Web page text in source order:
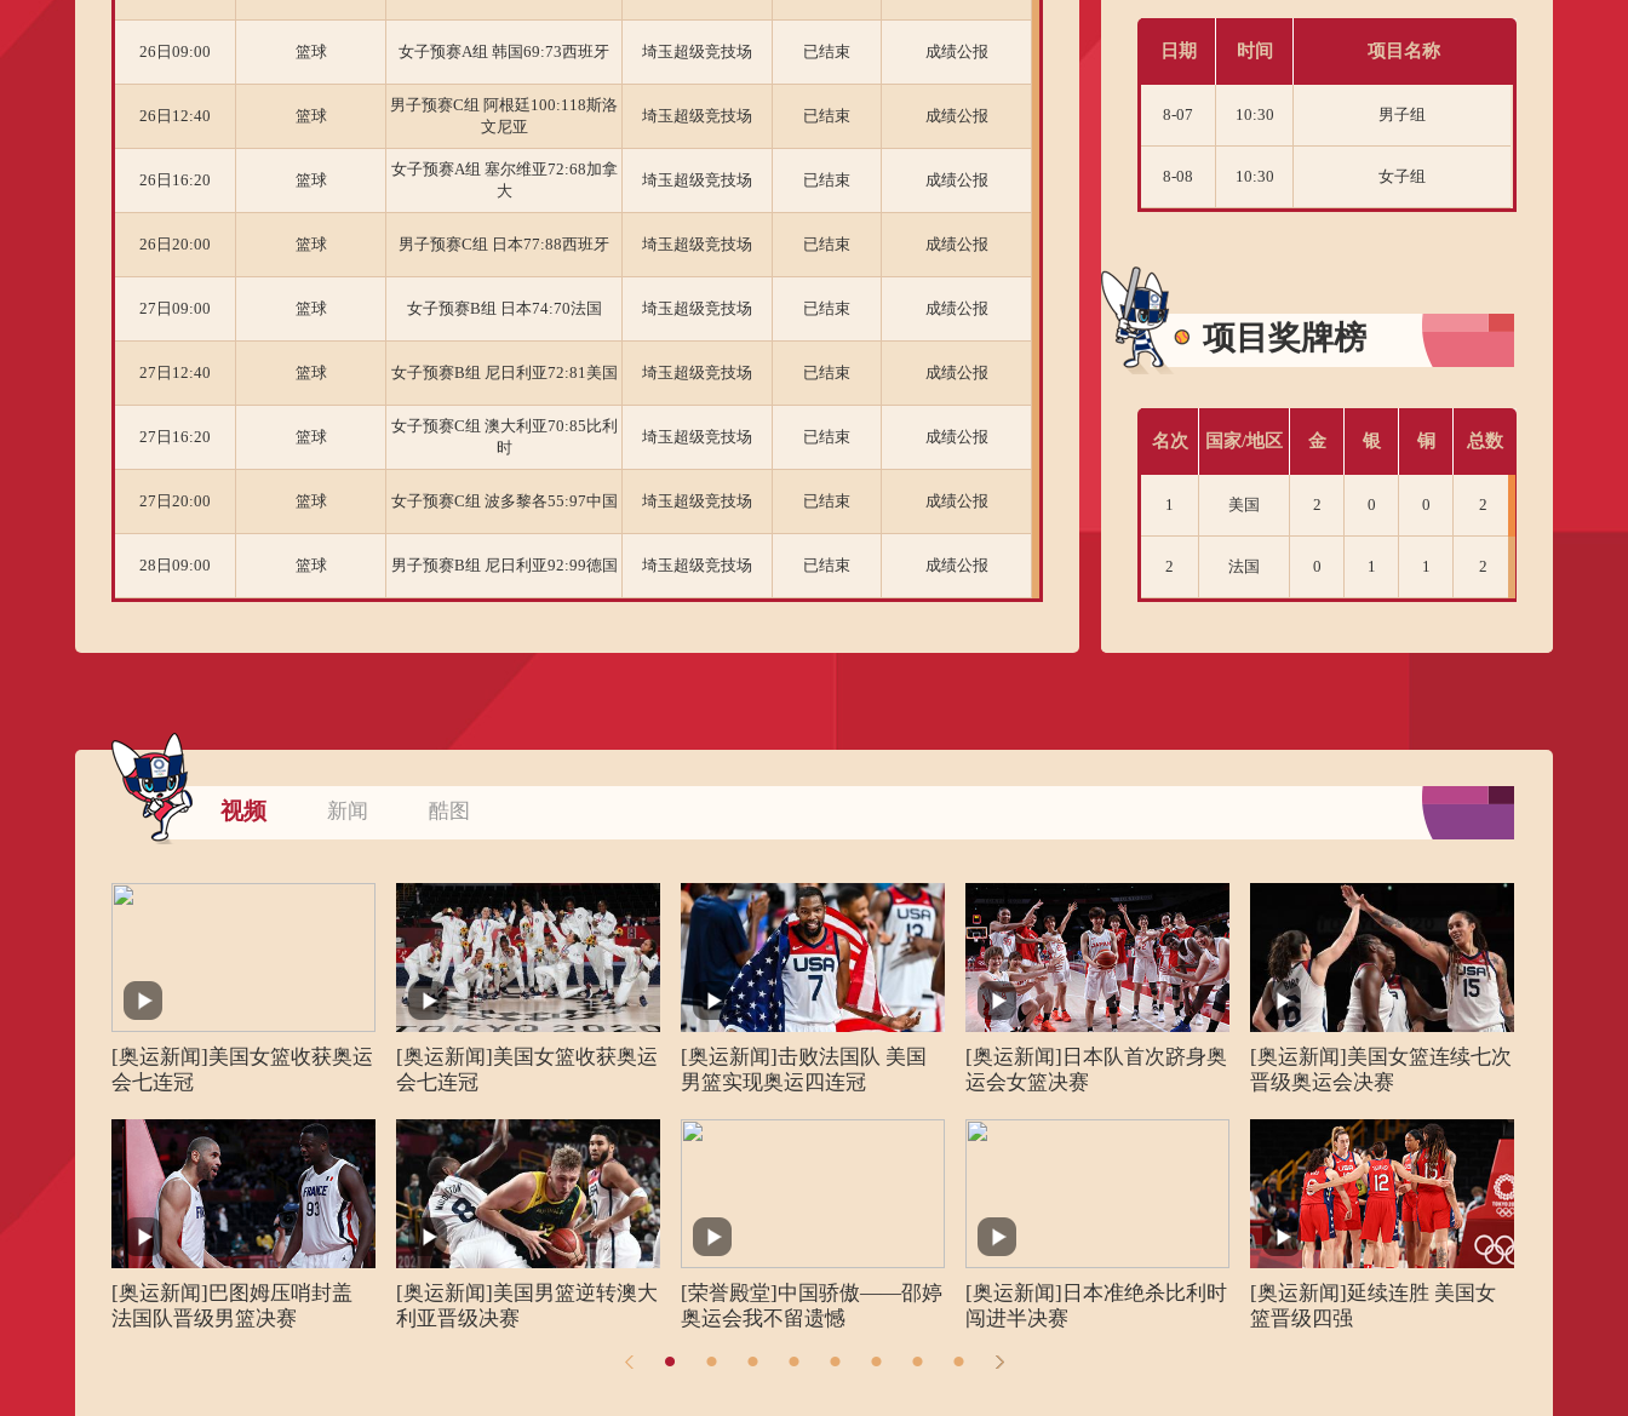
26日09:00 篮球 女子预赛A组 韩国69:73西班牙 埼玉超级竞技场 已结束 成绩公报
26日12:40 篮球
男子预赛C组 阿根廷100:118斯洛
文尼亚
埼玉超级竞技场 已结束 成绩公报
26日16:20 篮球
女子预赛A组 塞尔维亚72:68加拿
大
埼玉超级竞技场 已结束 成绩公报
26日20:00 篮球 男子预赛C组 日本77:88西班牙 埼玉超级竞技场 已结束 成绩公报
27日09:00 篮球 女子预赛B组 日本74:70法国 埼玉超级竞技场 已结束 成绩公报
27日12:40 篮球 女子预赛B组 尼日利亚72:81美国 埼玉超级竞技场 已结束 成绩公报
27日16:20 篮球
女子预赛C组 澳大利亚70:85比利
时
埼玉超级竞技场 已结束 成绩公报
27日20:00 篮球 女子预赛C组 波多黎各55:97中国 埼玉超级竞技场 已结束 成绩公报
28日09:00 篮球 男子预赛B组 尼日利亚92:99德国 埼玉超级竞技场 已结束 成绩公报
男子预赛B组 意大利83:86澳大利
28日20:00
29日09:00 女子预赛A组 加拿大74:53韩国
29日12:40 篮球
本
埼玉超级竞技场 已结束 成绩公报
女子预赛A组 西班牙85:70塞尔维
亚
埼玉超级竞技场 已结束 成绩公报
29日20:00 男子预赛C组 西班牙81:71阿根廷 埼玉超级竞技场 已结束 成绩公报
30日09:00
女子预赛C组 比利时87:52波多黎
埼玉超级竞技场 已结束 成绩公报
30日12:40 篮球 女子预赛B组 美国86:69日本 埼玉超级竞技场 成绩公报
30日16:20 篮球 女子预赛B组 法国87:62尼日利亚 埼玉超级竞技场
30日20:00 篮球 女子预赛C组 中国76:74澳大利亚 埼玉超级竞技场 已结束 成绩公报
日期 时间 项目名称
8-07 10:30 男子组
8-08 10:30 女子组
项目奖牌榜
名次 国家/地区 金 银 铜 总数
1 美国 2 0 0 2
2 法国 0 1 1 2
视频 新闻 酷图
[奥运新闻]美国女篮收获奥运
会七连冠
[奥运新闻]美国女篮收获奥运
会七连冠
[奥运新闻]击败法国队 美国
男篮实现奥运四连冠
[奥运新闻]日本队首次跻身奥
运会女篮决赛
[奥运新闻]美国女篮连续七次
晋级奥运会决赛
[奥运新闻]巴图姆压哨封盖
法国队晋级男篮决赛
[奥运新闻]美国男篮逆转澳大
利亚晋级决赛
[荣誉殿堂]中国骄傲——邵婷
奥运会我不留遗憾
[奥运新闻]日本准绝杀比利时
闯进半决赛
[奥运新闻]延续连胜 美国女
篮晋级四强